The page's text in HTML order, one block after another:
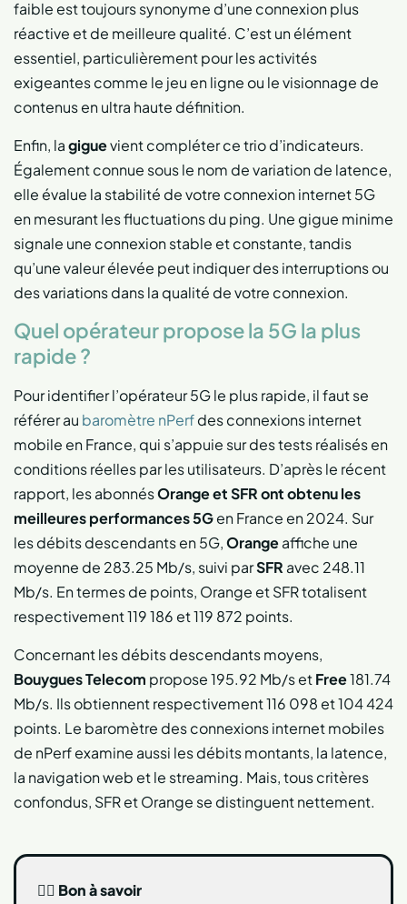
faible est toujours synonyme d’une connexion plus
réactive et de meilleure qualité. C’est un élément
essentiel, particulièrement pour les activités
exigeantes comme le jeu en ligne ou le visionnage de
contenus en ultra haute définition.
Enfin, lagiguevient compléter ce trio d’indicateurs.
Également connue sous le nom de variation de latence,
elle évalue la stabilité de votre connexion internet 5G
en mesurant les fluctuations du ping. Une gigue minime
signale une connexion stable et constante, tandis
qu’une valeur élevée peut indiquer des interruptions ou
des variations dans la qualité de votre connexion.
Quel opérateur propose la 5G la plus
rapide ?
Pour identifier l’opérateur 5G le plus rapide, il faut se
référer au baromètre nPerfdes connexions internet
mobile en France, qui s’appuie sur des tests réalisés en
conditions réelles par les utilisateurs. D’après le récent
rapport, les abonnésOrange et SFR ont obtenu les
meilleures performances 5Gen France en 2024. Sur
les débits descendants en 5G,Orangeaffiche une
moyenne de 283.25 Mb/s, suivi parSFR avec 248.11
Mb/s. En termes de points, Orange et SFR totalisent
respectivement 119 186 et 119 872 points.
Concernant les débits descendants moyens,
Bouygues Telecom propose 195.92 Mb/s etFree181.74
Mb/s. Ils obtiennent respectivement 116 098 et 104 424
points. Le baromètre des connexions internet mobiles
de nPerf examine aussi les débits montants, la latence,
la navigation web et le streaming. Mais, tous critères
confondus, SFR et Orange se distinguent nettement.
👍🏻 Bon à savoir